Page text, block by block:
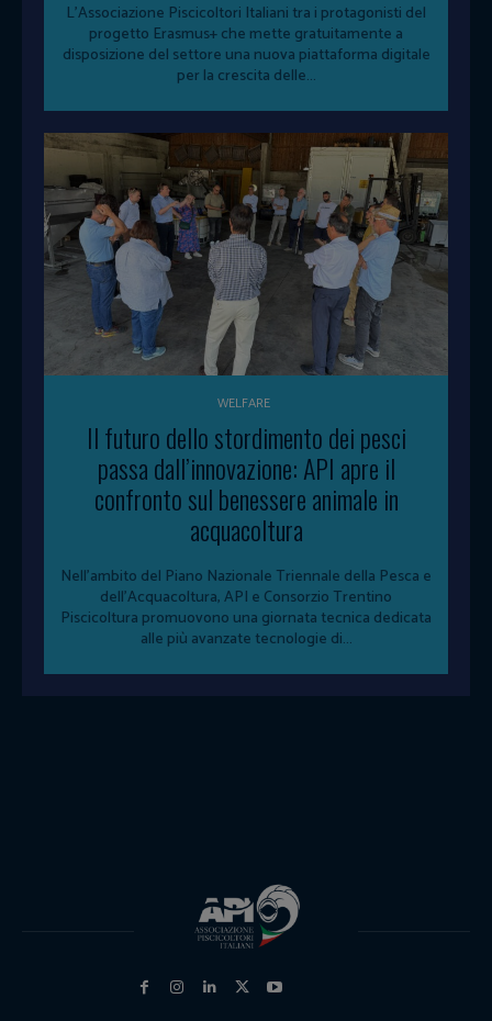
L'Associazione Piscicoltori Italiani tra i protagonisti del
progetto Erasmus+ che mette gratuitamente a
disposizione del settore una nuova piattaforma digitale
per la crescita delle...
WELFARE
Il futuro dello stordimento dei pesci
passa dall’innovazione: API apre il
confronto sul benessere animale in
acquacoltura
Nell'ambito del Piano Nazionale Triennale della Pesca e
dell'Acquacoltura, API e Consorzio Trentino
Piscicoltura promuovono una giornata tecnica dedicata
alle più avanzate tecnologie di...